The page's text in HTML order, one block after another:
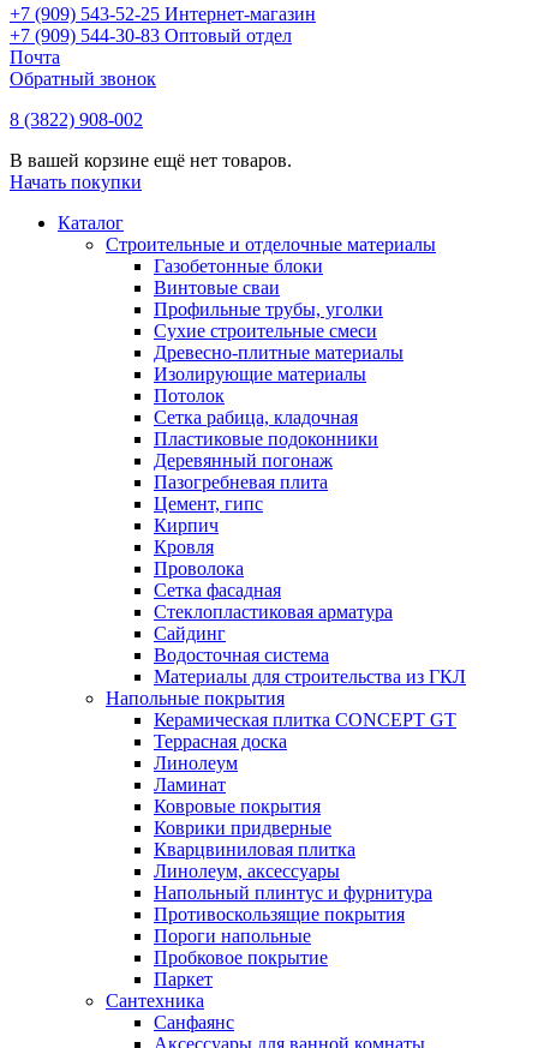
+7 (909) 543-52-25 Интернет-магазин
+7 (909) 544-30-83 Оптовый отдел
Почта
Обратный звонок
8 (3822) 908-002
В вашей корзине ещё нет товаров.
Начать покупки
Каталог
Строительные и отделочные материалы
Газобетонные блоки
Винтовые сваи
Профильные трубы, уголки
Сухие строительные смеси
Древесно-плитные материалы
Изолирующие материалы
Потолок
Сетка рабица, кладочная
Пластиковые подоконники
Деревянный погонаж
Пазогребневая плита
Цемент, гипс
Кирпич
Кровля
Проволока
Сетка фасадная
Стеклопластиковая арматура
Сайдинг
Водосточная система
Материалы для строительства из ГКЛ
Напольные покрытия
Керамическая плитка CONCEPT GT
Террасная доска
Линолеум
Ламинат
Ковровые покрытия
Коврики придверные
Кварцвиниловая плитка
Линолеум, аксессуары
Напольный плинтус и фурнитура
Противоскользящие покрытия
Пороги напольные
Пробковое покрытие
Паркет
Сантехника
Санфаянс
Аксессуары для ванной комнаты